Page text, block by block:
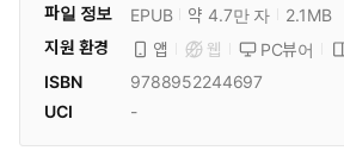
파일 정보
EPUB 약 4.7만 자
2.1MB
지원 환경
앱 웹 PC뷰어
ISBN
9788952244697
UCI
-